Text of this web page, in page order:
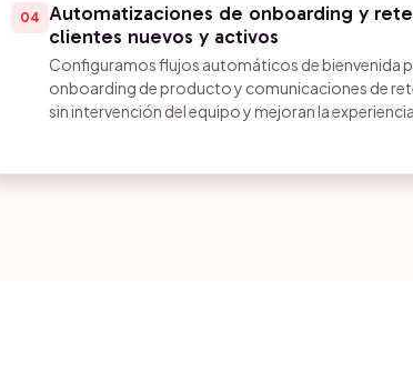
04 Automatizaciones de onboarding y
clientes nuevos y activos
Configuramos flujos automáticos de bienvenida
onboarding de producto y comunicaciones de
sin intervención del equipo y mejoran la